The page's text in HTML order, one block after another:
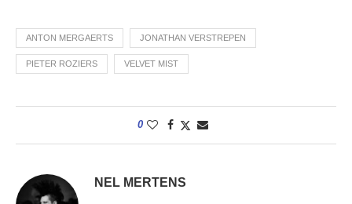
ANTON MERGAERTS JONATHAN VERSTREPEN
PIETER ROZIERS VELVET MIST
0
NEL MERTENS